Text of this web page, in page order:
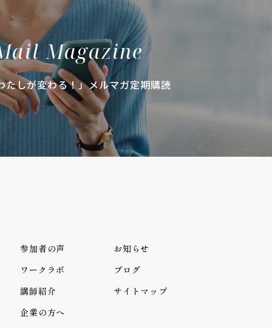
Magazine
たしが変わる！」メルマガ定期購読
参加者の声
ワークラボ
講師紹介
企業の方へ
お知らせ
ブログ
サイトマップ